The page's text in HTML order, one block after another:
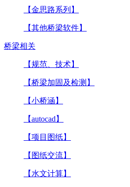
【金思路系列】
【其他桥梁软件】
桥梁相关
【规范、技术】
【桥梁加固及检测】
【小桥涵】
【autocad】
【项目图纸】
【图纸交流】
【水文计算】